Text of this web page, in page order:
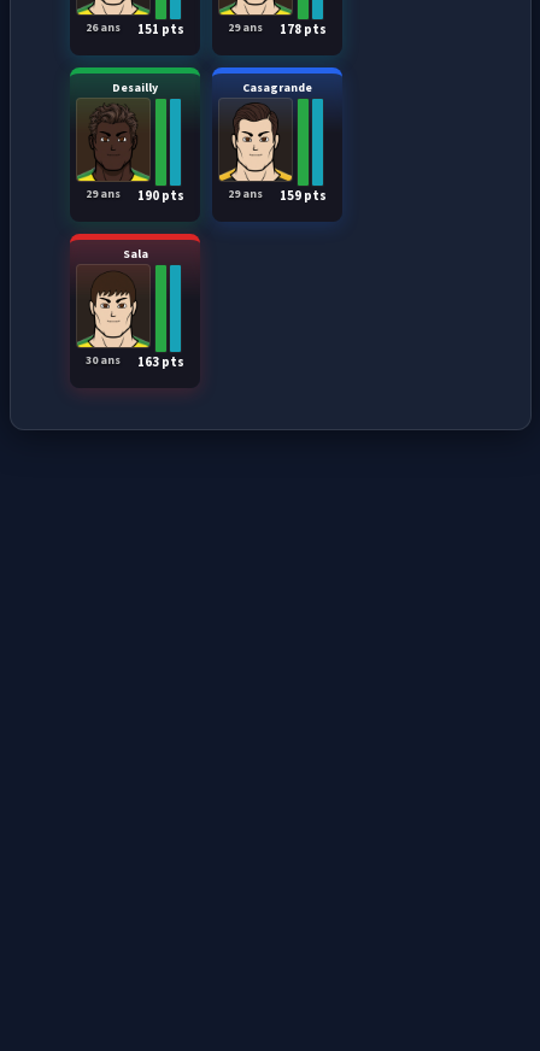
151 pts
26 ans 178 pts
29 ans
Desailly
190 pts
29 ans
Casagrande
159 pts
29 ans
Sala
163 pts
30 ans